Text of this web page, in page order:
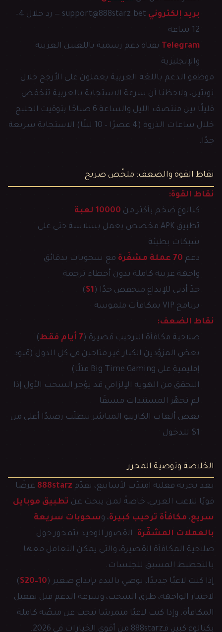
بريد إلكتروني
support@888starz.bet — رد خلال 4–
12 ساعة
Telegram بقناة دعم رسمية باللغتين العربية
والإنجليزية
موظفو الدعم باللغة العربية يعملون على الأرجح خلال
نوبتين، ولاحظنا أن سرعة الاستجابة بالعربية تنخفض
قليلًا بين منتصف الليل والساعة 6 صباحًا بتوقيت الخليج.
خلال ساعات الذروة (4 عصرًا – 10 ليلًا) الاستجابة سريعة
جدًا.
نقاط القوة والضعف: ملخّص صريح
نقاط القوة:
كتالوغ ضخم بأكثر من 10000 لعبة
تطبيق APK مخصص يعمل بسلاسة حتى على
شبكات بطيئة
دعم 70 عملة مشفّرة
مع سحوبات بدقائق
واجهة عربية كاملة بدون أخطاء ترجمة
حدّ أدنى للإيداع منخفض جدًا (1$
)
برنامج VIP بمكافآت ملموسة
نقاط الضعف:
صلاحية مكافأة الترحيب قصيرة (7 أيام فقط
)
بعض المزوّدين الكبار غير متاحين في كل الدول (قيود
إقليمية على Big Time Gaming مثلًا)
التحقق من الهوية الإلزامي قد يؤخر السحب الأول إذا
لم تجهّز المستندات مسبقًا
بعض ألعاب الكازينو المباشر تتطلّب رصيدًا أعلى من
1$ للدخول
الخلاصة وتوصية المحرر
بعد تجربة فعلية امتدّت لأسابيع، تقدّم 888starz عرضًا
قويًا للاعب العربي، خاصةً لمن يبحث عن تطبيق موبايل
سريع، مكافأة ترحيب كبيرة، وسحوبات سريعة
بالعملات المشفّرة. القصور الوحيد يتمحور حول
صلاحية المكافأة القصيرة، والتي يمكن التعامل معها
بالتخطيط المسبق للجلسات.
إذا كنت لاعبًا جديدًا، نوصي بالبدء بإيداع صغير (10–20$
)
لاختبار الواجهة، طرق السحب، وسرعة الدعم قبل تفعيل
المكافأة. وإذا كنت لاعبًا متمرسًا تبحث عن منصّة كاملة
بكتالوغ كبير، فـ888starz من أقوى الخيارات في 2026.